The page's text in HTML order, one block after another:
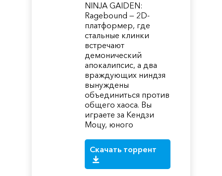
NINJA GAIDEN:
Ragebound — 2D-
платформер, где
стальные клинки
встречают
демонический
апокалипсис, а два
враждующих ниндзя
вынуждены
объединиться против
общего хаоса. Вы
играете за Кендзи
Моцу, юного
Скачать торрент